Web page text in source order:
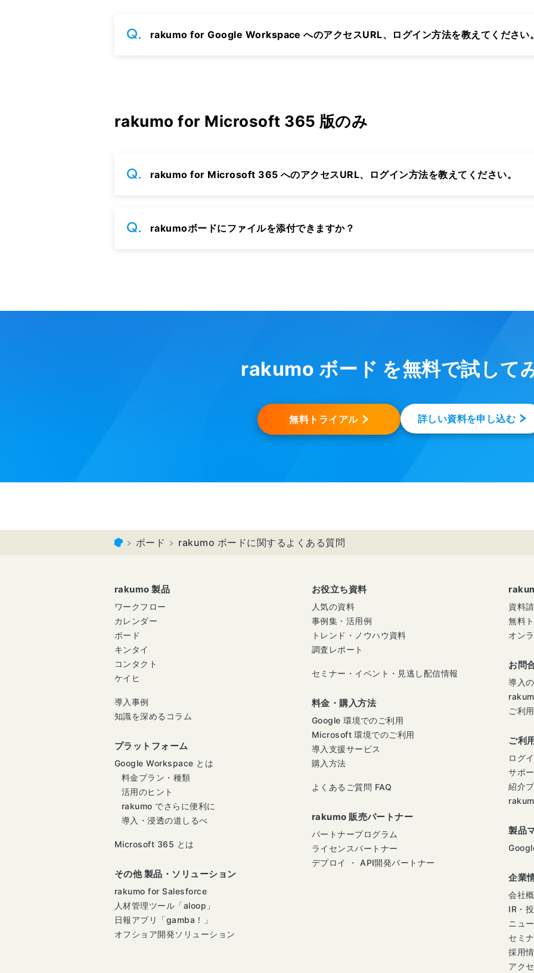
rakumo for Google Workspace へのアクセスURL、ログイン方法を教えてください
rakumo for Microsoft 365 版のみ
rakumo for Microsoft 365 へのアクセスURL、ログイン方法を教えてください。
rakumoボードにファイルを添付できますか？
rakumo ボード を無料で試して
無料トライアル 詳しい資料を申し込む
ボード rakumo ボードに関するよくある質問
rakumo 製品
ワークフロー
カレンダー
ボード
キンタイ
コンタクト
ケイヒ
導入事例
知識を深めるコラム
プラットフォーム
Google Workspace とは
料金プラン・種類
活用のヒント
rakumo でさらに便利に
導入・浸透の道しるべ
Microsoft 365 とは
その他 製品・ソリューション
rakumo for Salesforce
人材管理ツール「aloop」
日報アプリ「gamba！」
オフショア開発ソリューション
お役立ち資料
人気の資料
事例集・活用例
トレンド・ノウハウ資料
調査レポート
セミナー・イベント・見逃し配信情報
料金・購入方法
Google 環境でのご利用
Microsoft 環境でのご利用
導入支援サービス
購入方法
よくあるご質問 FAQ
rakumo 販売パートナー
パートナープログラム
ライセンスパートナー
デプロイ ・ API開発パートナー
資料
無料
オン
お問
導入
ご利
ご利
ログ
サポ
紹介
製品
企業
会社
IR・
ニュ
セミ
採用
アク